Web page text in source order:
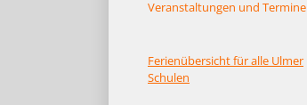
Veranstaltungen und Termine
Ferienübersicht für alle Ulmer
Schulen